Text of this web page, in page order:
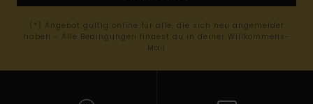
(*) Angebot gültig online für alle, die sich neu angemeldet
haben - Alle Bedingungen findest du in deiner Willkommens-
Mail